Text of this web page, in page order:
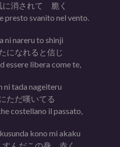
に消されて 脆く
presto svanito nel vento.
ni nareru to shinji
になれると信じ
essere libera come te,
ni tada nageiteru
ただ嘆いてる
costellano il passato,
kono mi akaku